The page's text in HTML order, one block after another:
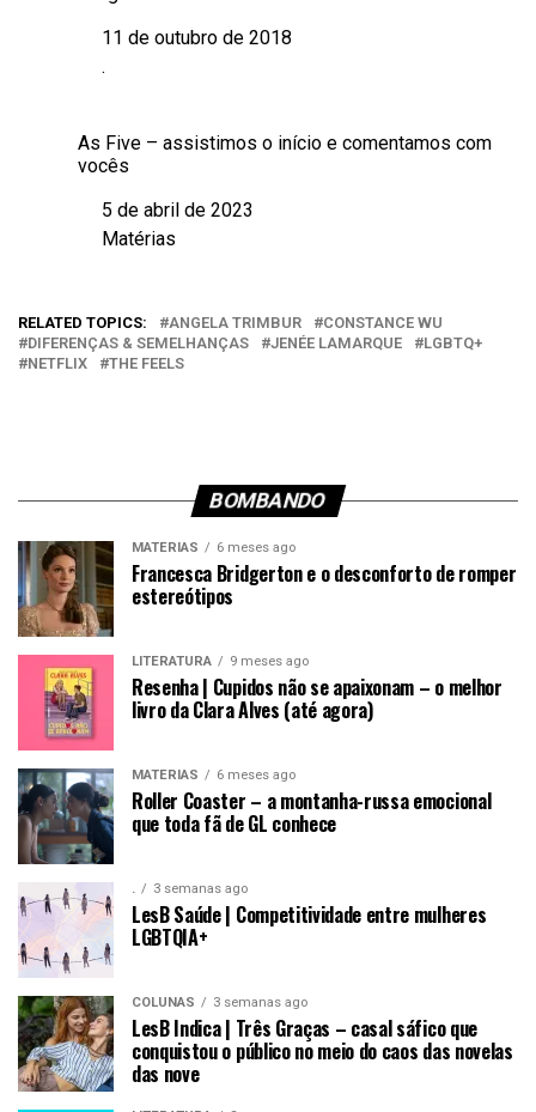
Data11 de outubro de 2018
Em relação a
.
As Five – assistimos o início e comentamos com
vocês
Data5 de abril de 2023
Em relação a
Matérias
RELATED TOPICS: ANGELA TRIMBUR
CONSTANCE WU
DIFERENÇAS & SEMELHANÇAS
JENÉE LAMARQUE
LGBTQ+
NETFLIX
THE FEELS
BOMBANDO
MATÉRIAS 6 meses ago
Francesca Bridgerton e o desconforto de romper
estereótipos
LITERATURA 9 meses ago
Resenha | Cupidos não se apaixonam – o melhor
livro da Clara Alves (até agora)
MATÉRIAS 6 meses ago
Roller Coaster – a montanha-russa emocional
que toda fã de GL conhece
. 3 semanas ago
LesB Saúde | Competitividade entre mulheres
LGBTQIA+
COLUNAS 3 semanas ago
LesB Indica | Três Graças – casal sáfico que
conquistou o público no meio do caos das novelas
das nove